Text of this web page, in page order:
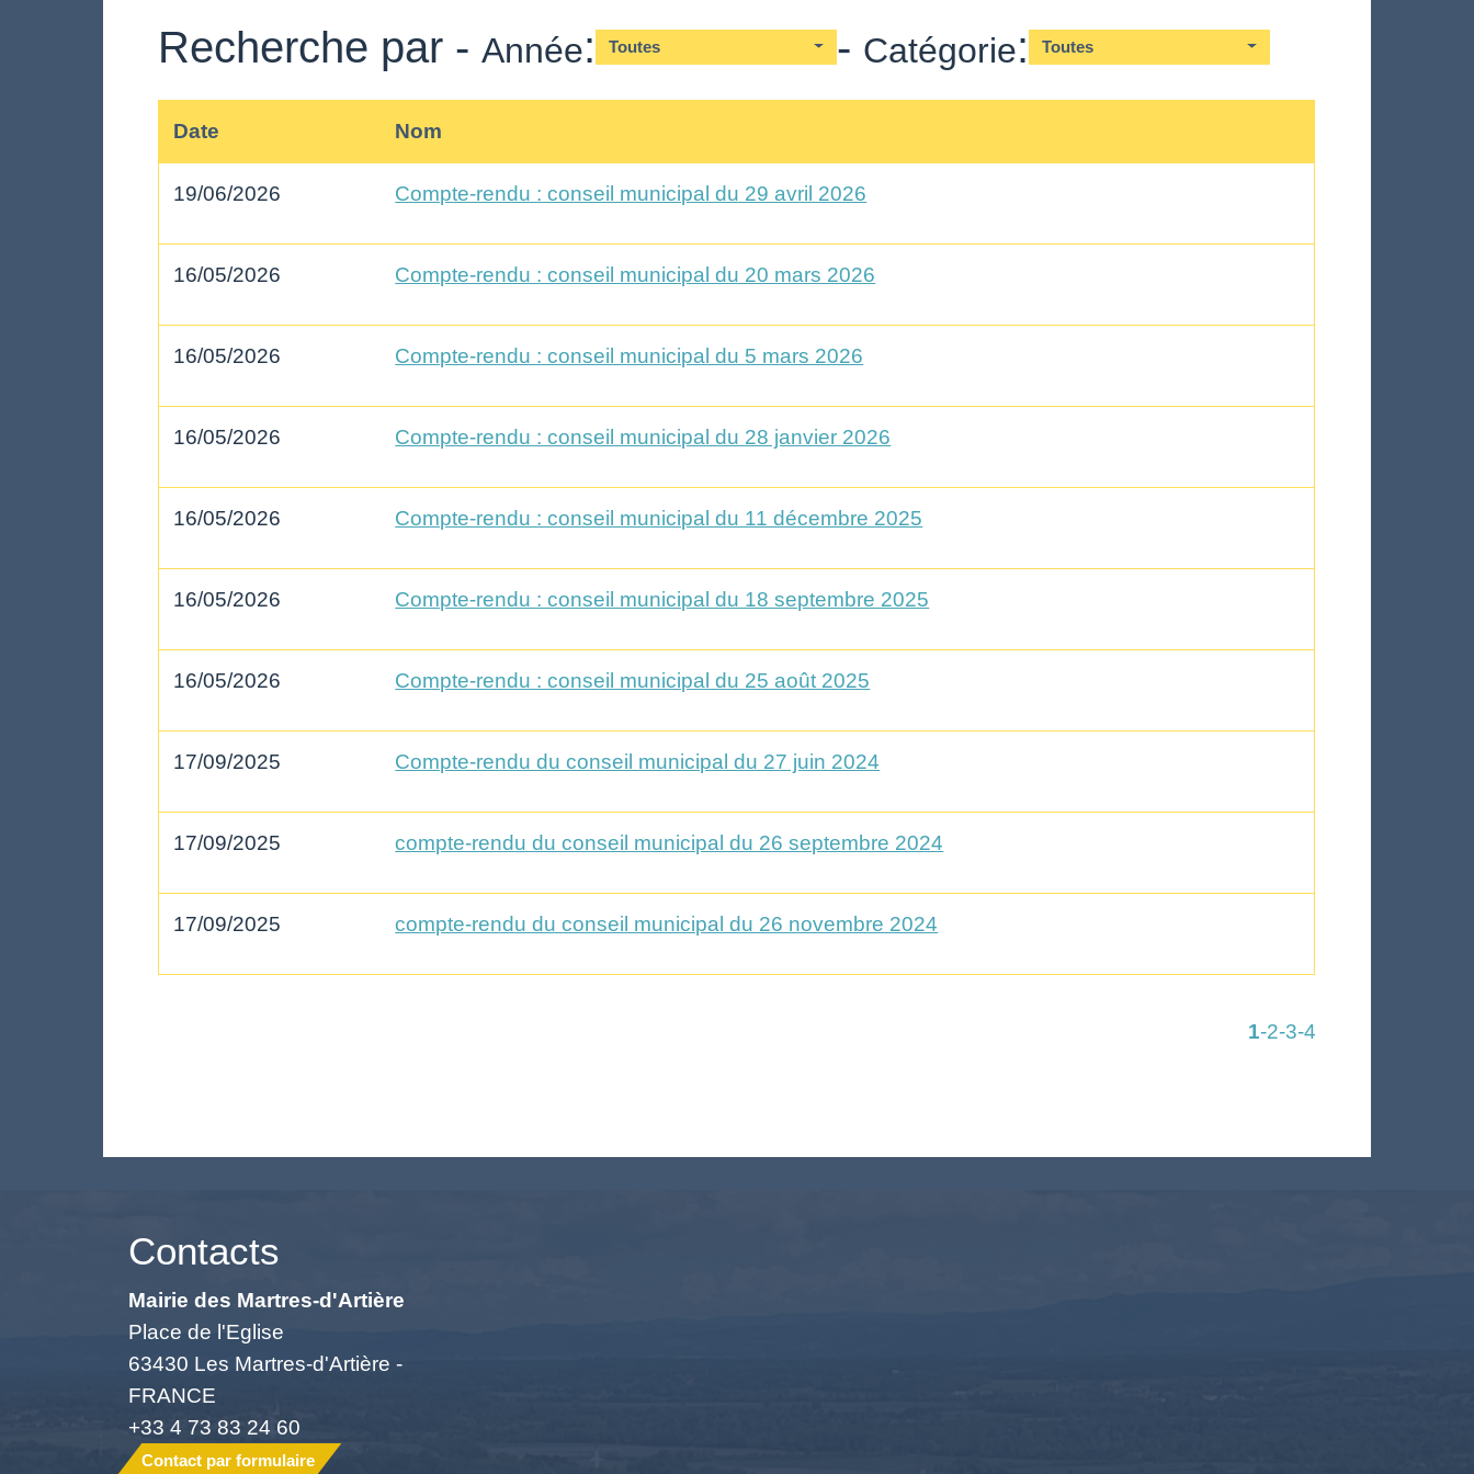
Recherche par -Année: Toutes - Catégorie: Toutes
Date Nom
19/06/2026 Compte-rendu : conseil municipal du 29 avril 2026
16/05/2026 Compte-rendu : conseil municipal du 20 mars 2026
16/05/2026 Compte-rendu : conseil municipal du 5 mars 2026
16/05/2026 Compte-rendu : conseil municipal du 28 janvier 2026
16/05/2026 Compte-rendu : conseil municipal du 11 décembre 2025
16/05/2026 Compte-rendu : conseil municipal du 18 septembre 2025
16/05/2026 Compte-rendu : conseil municipal du 25 août 2025
17/09/2025 Compte-rendu du conseil municipal du 27 juin 2024
17/09/2025 compte-rendu du conseil municipal du 26 septembre 2024
17/09/2025 compte-rendu du conseil municipal du 26 novembre 2024
1-2-3-4
Contacts
Mairie des Martres-d'Artière
Place de l'Eglise
63430 Les Martres-d'Artière -
FRANCE
+33 4 73 83 24 60
Contact par formulaire